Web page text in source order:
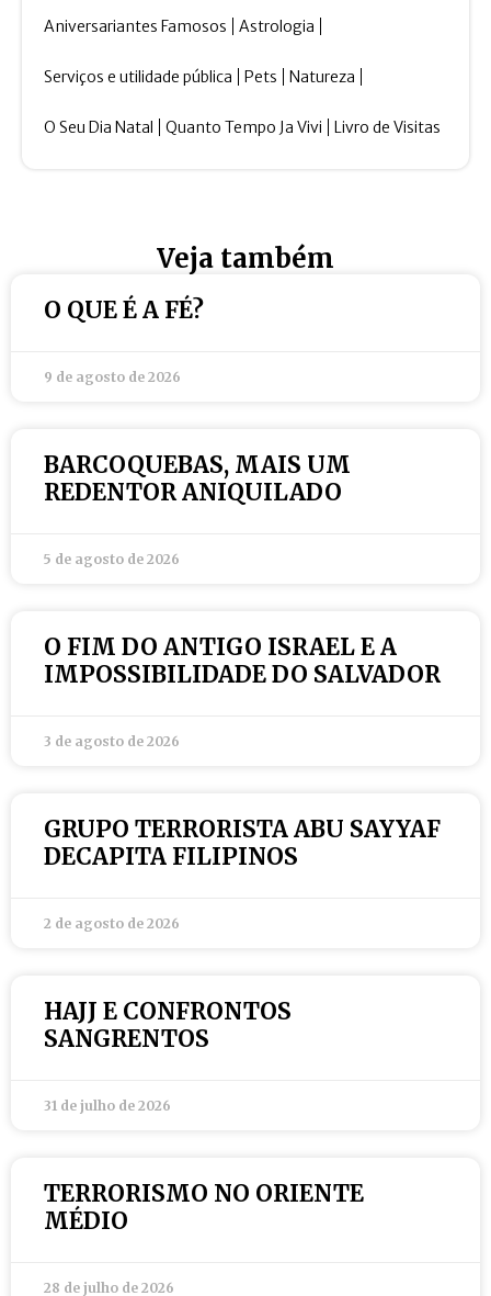
Aniversariantes Famosos Astrologia
Serviços e utilidade pública Pets Natureza
O Seu Dia Natal Quanto Tempo Ja Vivi Livro de Visitas
Veja também
O QUE É A FÉ?
9 de agosto de 2026
BARCOQUEBAS, MAIS UM
REDENTOR ANIQUILADO
5 de agosto de 2026
O FIM DO ANTIGO ISRAEL E A
IMPOSSIBILIDADE DO SALVADOR
3 de agosto de 2026
GRUPO TERRORISTA ABU SAYYAF
DECAPITA FILIPINOS
2 de agosto de 2026
HAJJ E CONFRONTOS
SANGRENTOS
31 de julho de 2026
TERRORISMO NO ORIENTE
MÉDIO
28 de julho de 2026